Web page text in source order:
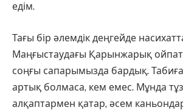
едім.
Тағы бір әлемдік деңгейде
Маңғыстаудағы Қарынжарық
соңғы сапарымызда бардық.
артық болмаса, кем емес. Мұнда
алқаптармен қатар, әсем